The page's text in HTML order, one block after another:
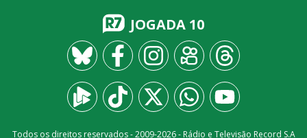
JOGADA 10
Todos os direitos reservados - 2009-2026- Rádio e Televisão Record S.A